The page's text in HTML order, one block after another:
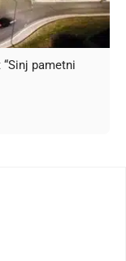
pametni